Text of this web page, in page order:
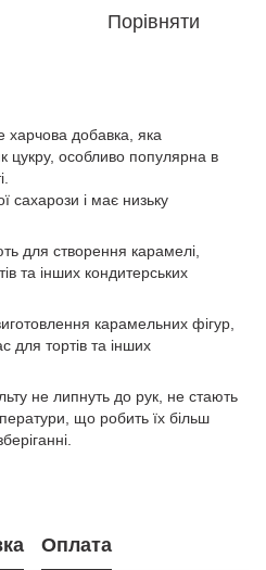
Порівняти
харчова добавка, яка
цукру, особливо популярна в
сахарози і має низьку
для створення карамелі,
та інших кондитерських
карамельних фігур,
для тортів та інших
не липнуть до рук, не стають
що робить їх більш
Оплата